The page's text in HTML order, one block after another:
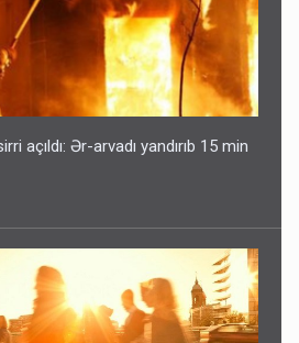
açıldı: Ər-arvadı yandırıb 15 min